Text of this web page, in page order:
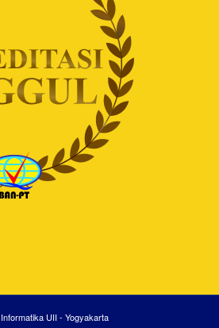
UII - Yogyakarta